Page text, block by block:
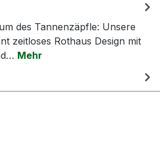
des Tannenzäpfle: Unsere
zeitloses Rothaus Design mit
Mehr